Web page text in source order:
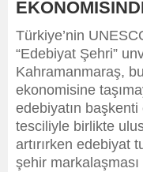
Türkiye’nin
“Edebiyat Şehri”
Kahramanmaraş,
ekonomisine
edebiyatın
tesciliyle birlikte
artırırken edebiyat
şehir